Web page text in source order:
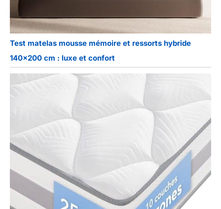
Test matelas mousse mémoire et ressorts hybride
140×200 cm : luxe et confort